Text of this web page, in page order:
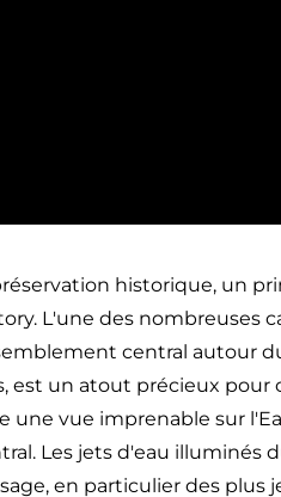
historique, un
L'une des nombreuses
central autour
est un atout précieux
une vue imprenable sur
Les jets d'eau illuminés
en particulier des plus